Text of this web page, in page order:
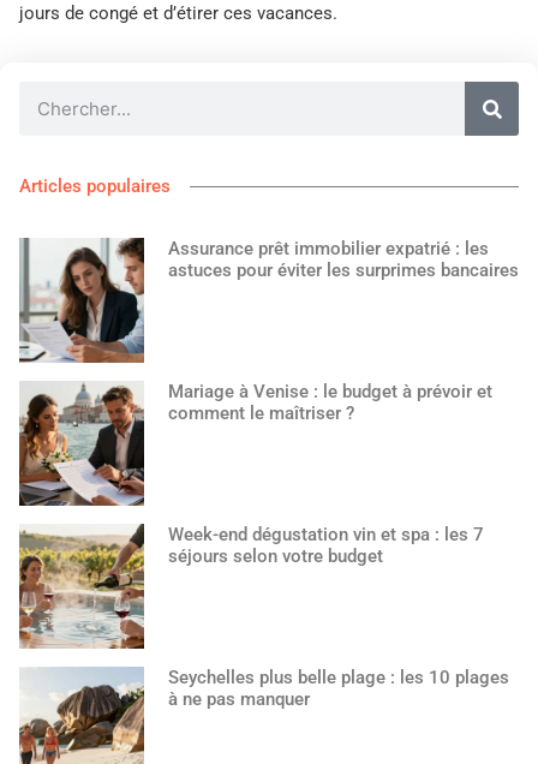
jours de congé et d’étirer ces vacances.
Articles populaires
Assurance prêt immobilier expatrié : les
astuces pour éviter les surprimes bancaires
Mariage à Venise : le budget à prévoir et
comment le maîtriser ?
Week-end dégustation vin et spa : les 7
séjours selon votre budget
Seychelles plus belle plage : les 10 plages
à ne pas manquer